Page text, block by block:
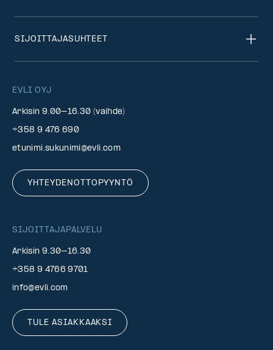
EVLI OYJ
Arkisin 9.00–16.30 (vaihde)
+358 9 476 690
etunimi.sukunimi@evli.com
YHTEYDENOTTOPYYNTÖ
SIJOITTAJAPALVELU
Arkisin 9.30–16.30
+358 9 4766 9701
info@evli.com
TULE ASIAKKAAKSI
SIJOITTAJASUHTEET